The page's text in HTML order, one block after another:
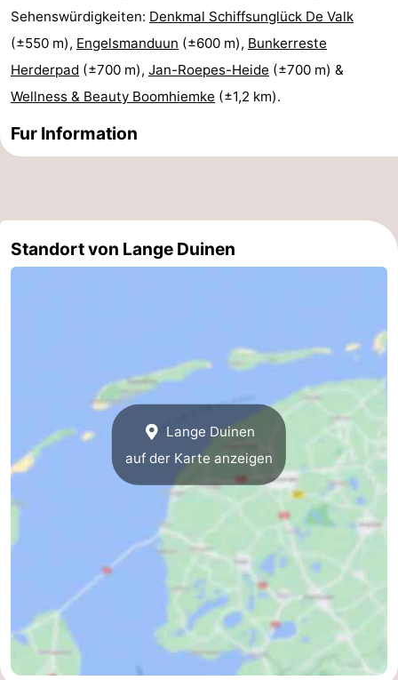
Landal
Ameland
Hotels
Zimmer
(mit
Frühstück)
Lastminutes
Strand
&
tun
-
Museen
-
Aussichtspunkte
Attraktionen
-
Rundfahrten
-
Bauernhöfe
-
Spielplätze
Minigolfplätze
Natur
Führungen
Sehenswürdigkeiten: Denkmal Schiffsunglück De Valk
(±550 m), Engelsmanduun (±600 m), Bunkerreste
Herderpad (±700 m), Jan-Roepes-Heide (±700 m) &
Wellness & Beauty Boomhiemke (±1,2 km).
Fur Information
Standort von Lange Duinen
Lange Duinen
auf der Karte anzeigen